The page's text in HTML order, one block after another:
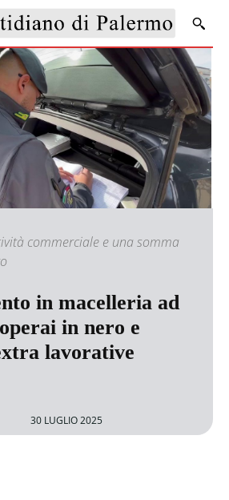
commerciale e una somma
in macelleria ad
in nero e
lavorative
30 LUGLIO 2025